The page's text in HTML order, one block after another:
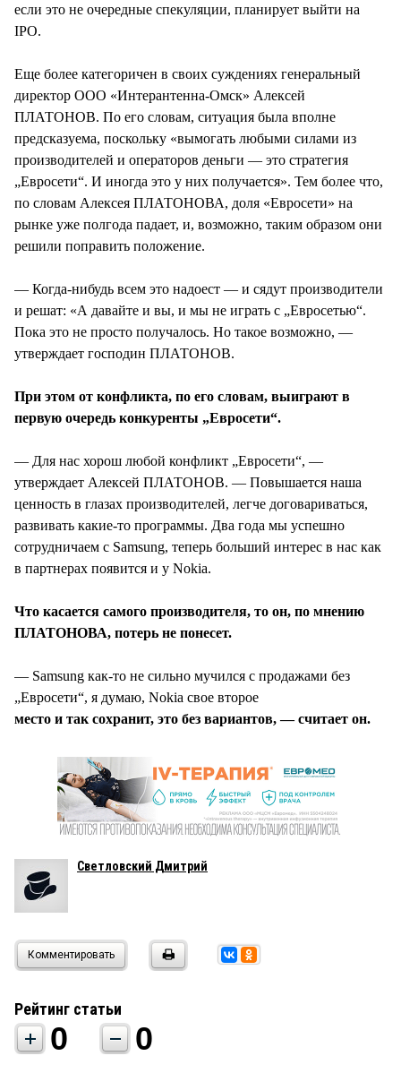
если это не очередные спекуляции, планирует выйти на
IPO.
Еще более категоричен в своих суждениях генеральный
директор ООО «Интерантенна-Омск» Алексей
ПЛАТОНОВ. По его словам, ситуация была вполне
предсказуема, поскольку «вымогать любыми силами из
производителей и операторов деньги — это стратегия
„Евросети“. И иногда это у них получается». Тем более что,
по словам Алексея ПЛАТОНОВА, доля «Евросети» на
рынке уже полгода падает, и, возможно, таким образом они
решили поправить положение.
— Когда-нибудь всем это надоест — и сядут производители
и решат: «А давайте и вы, и мы не играть с „Евросетью“.
Пока это не просто получалось. Но такое возможно, —
утверждает господин ПЛАТОНОВ.
При этом от конфликта, по его словам, выиграют в
первую очередь конкуренты „Евросети“.
— Для нас хорош любой конфликт „Евросети“, —
утверждает Алексей ПЛАТОНОВ. — Повышается наша
ценность в глазах производителей, легче договариваться,
развивать какие-то программы. Два года мы успешно
сотрудничаем с Samsung, теперь больший интерес в нас как
в партнерах появится и у Nokia.
Что касается самого производителя, то он, по мнению
ПЛАТОНОВА, потерь не понесет.
— Samsung как-то не сильно мучился с продажами без
„Евросети“, я думаю, Nokia свое второе
место и так сохранит, это без вариантов, — считает он.
Светловский Дмитрий
Комментировать
Рейтинг статьи
0 0